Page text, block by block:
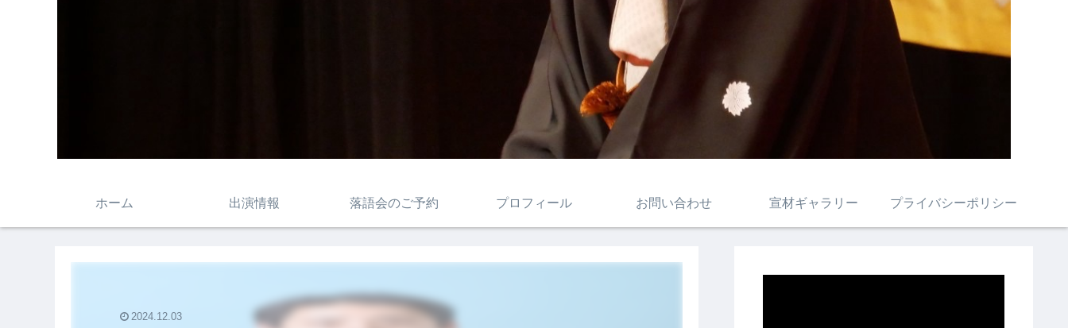
ホーム 出演情報 落語会のご予約 プロフィール お問い合わせ 宣材ギャラリー プライバシーポリシー
2024.12.03